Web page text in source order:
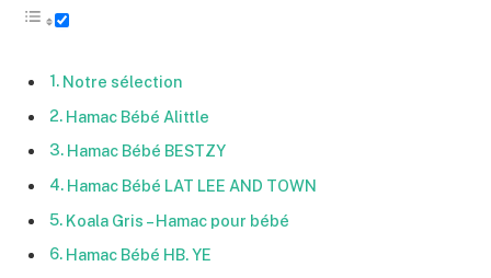
Notre sélection
Hamac Bébé Alittle
Hamac Bébé BESTZY
Hamac Bébé LAT LEE AND TOWN
Koala Gris – Hamac pour bébé
Hamac Bébé HB. YE